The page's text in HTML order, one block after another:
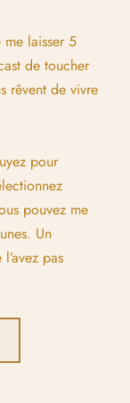
laisser 5
de toucher
rêvent de vivre
pour
pouvez me
Un
pas